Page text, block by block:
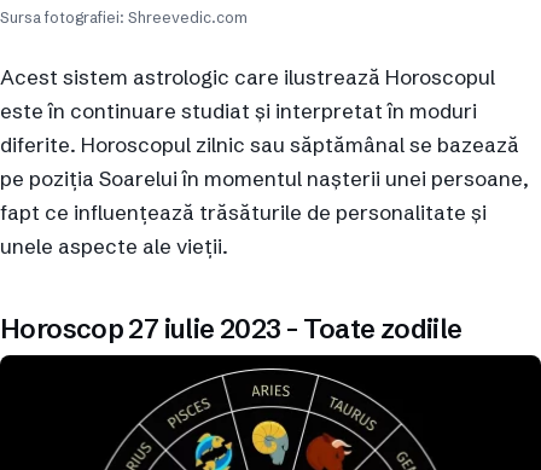
Sursa fotografiei: Shreevedic.com
Acest sistem astrologic care ilustrează Horoscopul
este în continuare studiat și interpretat în moduri
diferite. Horoscopul zilnic sau săptămânal se bazează
pe poziția Soarelui în momentul nașterii unei persoane,
fapt ce influențează trăsăturile de personalitate și
unele aspecte ale vieții.
Horoscop 27 iulie 2023 – Toate zodiile